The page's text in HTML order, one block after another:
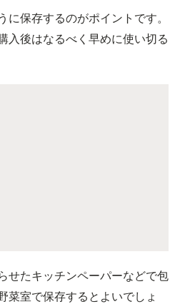
保存するのがポイントです。
入後はなるべく早めに使い切る
せたキッチンペーパーなどで包
菜室で保存するとよいでしょ